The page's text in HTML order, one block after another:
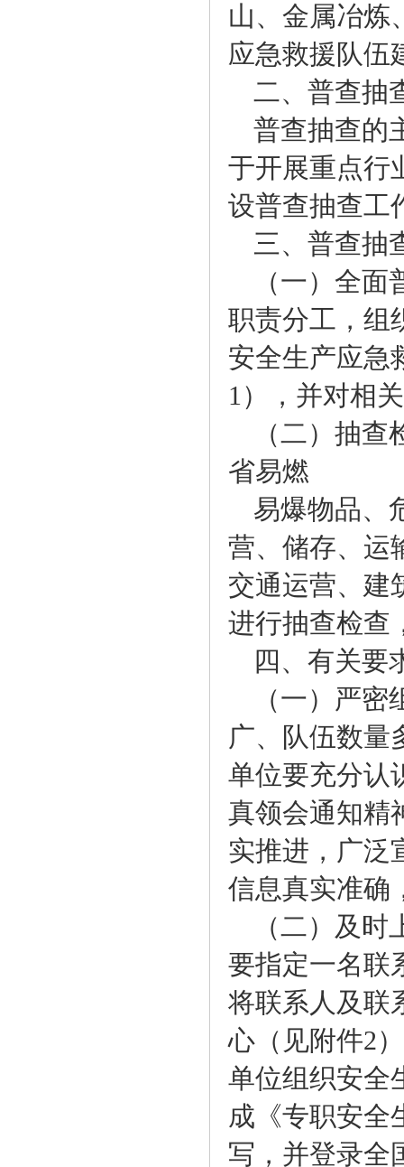
山、金属冶炼
应急救援队伍
二、普查抽
普查抽查的
于开展重点行
设普查抽查工
三、普查抽
（一）全
职责分工，组
安全生产应急
1），并对相
（二）抽
省易燃
易爆物品、
营、储存、运
交通运营、建
进行抽查检查
四、有关要
（一）严
广、队伍数量
单位要充分认
真领会通知精
实推进，广泛
信息真实准确
（二）及
要指定一名联
将联系人及联
心（见附件2
单位组织安全
成《专职安全
写，并登录全